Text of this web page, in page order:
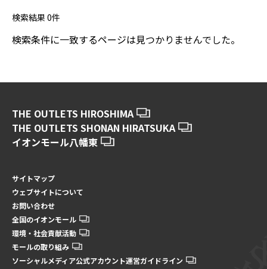
検索結果 0件
検索条件に一致するページは見つかりませんでした。
THE OUTLETS HIROSHIMA
THE OUTLETS SHONAN HIRATSUKA
イオンモール八幡東
サイトマップ
ウェブサイトについて
お問い合わせ
全国のイオンモール
環境・社会貢献活動
モールの取り組み
ソーシャルメディア公式アカウント運営ガイドライン